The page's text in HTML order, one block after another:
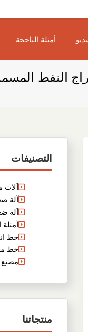
أمثلة الناجحة
النفط
التصنيفات
آلات
آلة
آلة
أمثلة
خط
خط
مصنع
منتجاتنا